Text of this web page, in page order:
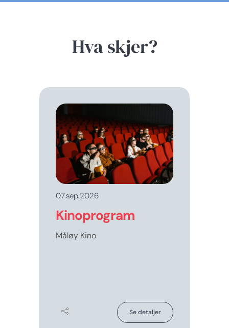
Hva skjer?
07.sep.2026
Kinoprogram
Måløy Kino
Se detaljer